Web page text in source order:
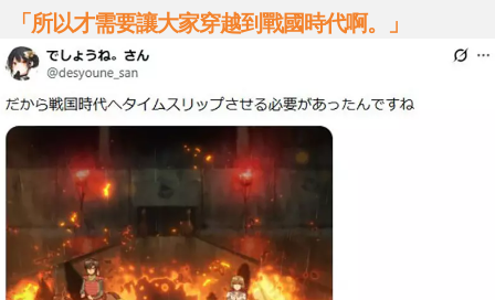
「所以才需要讓大家穿越到戰國時代啊。」